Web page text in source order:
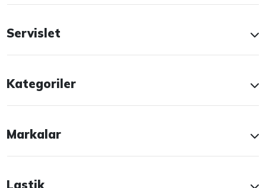
Servislet
Kategoriler
Markalar
Lastik